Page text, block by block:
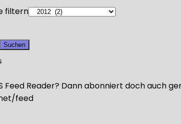
filtern
Feed Reader? Dann abonniert doch auch
feed